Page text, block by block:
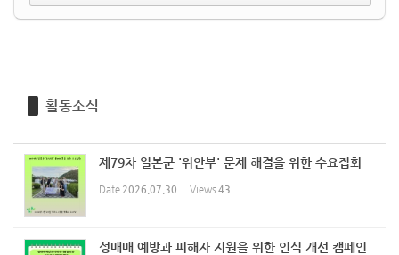
활동소식
제79차 일본군 '위안부' 문제 해결을 위한 수요집회
Date 2026.07.30 Views 43
성매매 예방과 피해자 지원을 위한 인식 개선 캠페인